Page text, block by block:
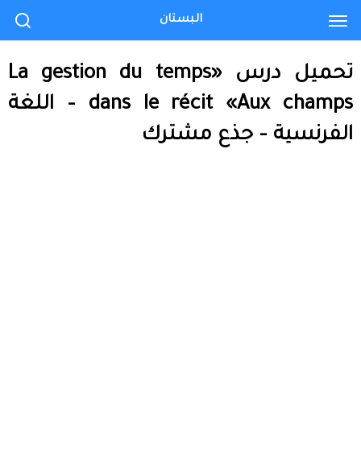
تحميل درس «La gestion du temps
dans le récit «Aux champs – اللغة
الفرنسية – جذع مشترك
البستان